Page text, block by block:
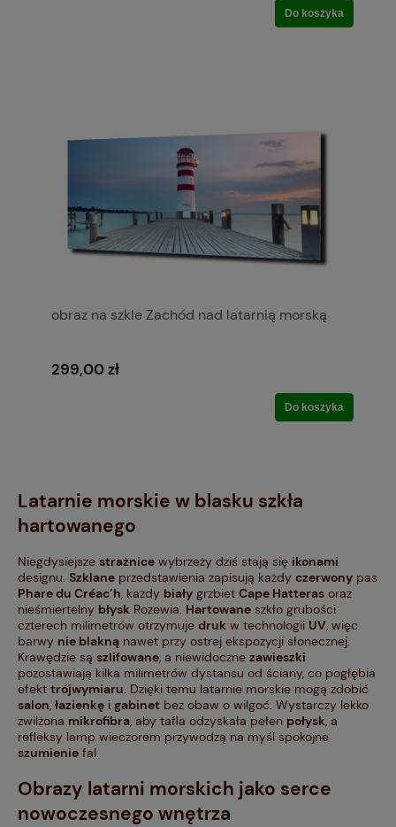
Do koszyka
obraz na szkle Zachód nad latarnią morską
299,00 zł
Do koszyka
Latarnie morskie w blasku szkła
hartowanego
Niegdysiejsze strażnice wybrzeży dziś stają się ikonami
designu. Szklane przedstawienia zapisują każdy czerwony pas
Phare du Créac’h, każdy biały grzbiet Cape Hatteras oraz
nieśmiertelny błysk Rozewia. Hartowane szkło grubości
czterech milimetrów otrzymuje druk w technologii UV, więc
barwy nie blakną nawet przy ostrej ekspozycji słonecznej.
Krawędzie są szlifowane, a niewidoczne zawieszki
pozostawiają kilka milimetrów dystansu od ściany, co pogłębia
efekt trójwymiaru. Dzięki temu latarnie morskie mogą zdobić
salon, łazienkę i gabinet bez obaw o wilgoć. Wystarczy lekko
zwilżona mikrofibra, aby tafla odzyskała pełen połysk, a
refleksy lamp wieczorem przywodzą na myśl spokojne
szumienie fal.
Obrazy latarni morskich jako serce
nowoczesnego wnętrza